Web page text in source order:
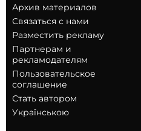
Архив материалов
Связаться с нами
Разместить рекламу
Партнерам и
рекламодателям
Пользовательское
соглашение
Стать автором
Українською